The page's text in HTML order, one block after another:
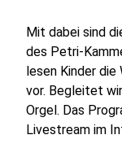
Mit dabei sind
des Petri-
lesen Kinder
vor. Begleitet
Orgel. Das
Livestream im